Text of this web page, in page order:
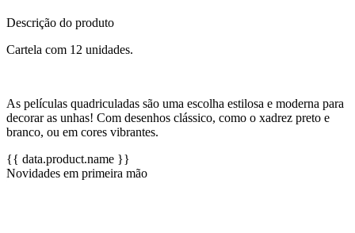
Descrição do produto
Cartela com 12 unidades.
As películas quadriculadas são uma escolha estilosa e moderna para
decorar as unhas! Com desenhos clássico, como o xadrez preto e
branco, ou em cores vibrantes.
{{ data.product.name }}
Novidades em primeira mão